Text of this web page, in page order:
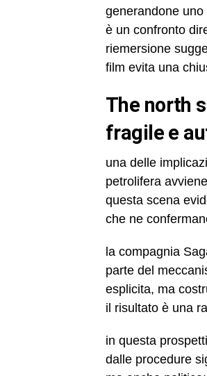
generandone
è un confronto
riemersione
film evita una
the north sea: il sistema industriale come struttura
fragile e
una delle
petrolifera
questa scena
che ne
la compagnia
parte del
esplicita, ma
il risultato è una
in questa
dalle procedure